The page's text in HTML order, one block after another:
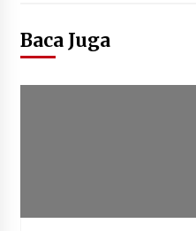
Festival
Baca Juga